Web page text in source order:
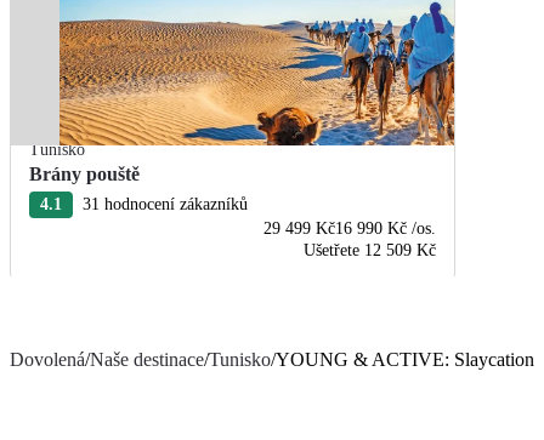
Tunisko
Brány pouště
4.1
31 hodnocení zákazníků
29 499 Kč16 990 Kč /os.
Ušetřete 12 509 Kč
Dovolená/Naše destinace/Tunisko/YOUNG & ACTIVE: Slaycation: